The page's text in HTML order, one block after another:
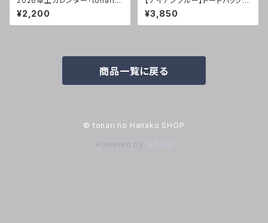
o Lily」(1月始まり)
¥2,200
(Lサイズ)
¥3,850
商品一覧に戻る
© tonari no Hanako SHOP
Powered by